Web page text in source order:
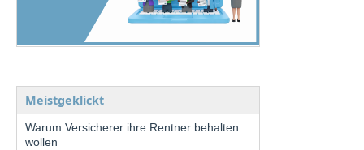
Meistgeklickt
Warum Versicherer ihre Rentner behalten
wollen